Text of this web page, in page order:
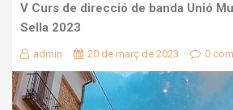
V Curs de direcció de banda Unió
Sella 2023
admin 20 de març de 2023 0